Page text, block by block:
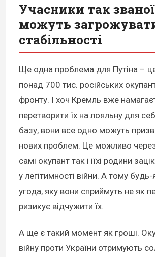
Учасники так
можуть
стабільності
Ще одна проблема для Путіна –
понад 700 тис. російських
фронту. І хоч Кремль вже
перетворити їх на лояльну для
базу, вони все одно можуть
нових проблем. Це можливо
самі окупант так і іїхі родини
у легітимності війни. А тому
угода, яку вони сприймуть не як
ризикує відчужити їх.
А ще є такий момент як гроші.
війну проти України отримують